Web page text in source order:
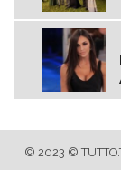
© 2023 ©